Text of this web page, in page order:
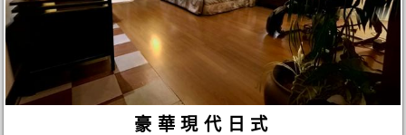
豪華現代日式